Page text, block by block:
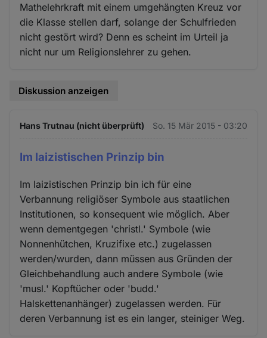
Mathelehrkraft mit einem umgehängten Kreuz vor
die Klasse stellen darf, solange der Schulfrieden
nicht gestört wird? Denn es scheint im Urteil ja
nicht nur um Religionslehrer zu gehen.
Diskussion anzeigen
Hans Trutnau (nicht überprüft) So. 15 Mär 2015 - 03:20
Im laizistischen Prinzip bin
Im laizistischen Prinzip bin ich für eine
Verbannung religiöser Symbole aus staatlichen
Institutionen, so konsequent wie möglich. Aber
wenn dementgegen 'christl.' Symbole (wie
Nonnenhütchen, Kruzifixe etc.) zugelassen
werden/wurden, dann müssen aus Gründen der
Gleichbehandlung auch andere Symbole (wie
'musl.' Kopftücher oder 'budd.'
Halskettenanhänger) zugelassen werden. Für
deren Verbannung ist es ein langer, steiniger Weg.